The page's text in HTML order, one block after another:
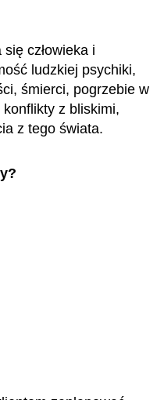
człowieka i
ludzkiej psychiki,
śmierci, pogrzebie w
z bliskimi,
z tego świata.